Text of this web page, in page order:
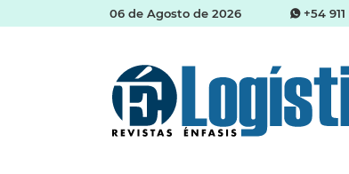
06 de Agosto de 2026 +54 911